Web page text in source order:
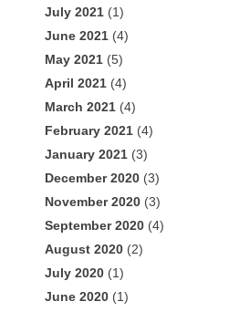
July 2021 (1)
June 2021 (4)
May 2021 (5)
April 2021 (4)
March 2021 (4)
February 2021 (4)
January 2021 (3)
December 2020 (3)
November 2020 (3)
September 2020 (4)
August 2020 (2)
July 2020 (1)
June 2020 (1)